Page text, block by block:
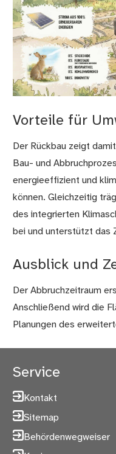
Vorteile für
Der Rückbau zeigt
Bau- und
energieeffizient und
können. Gleichzeitig
des integrierten
bei und unterstützt das
Ausblick und
Der Abbruchzeitraum
Anschließend wird die
Planungen des
Service
Kontakt
Sitemap
Behördenwegweiser